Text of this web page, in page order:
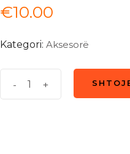
€10.00
Kategori: Aksesorë
- +